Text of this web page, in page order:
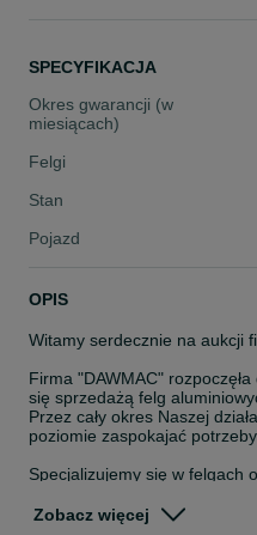
SPECYFIKACJA
Okres gwarancji (w
miesiącach)
Felgi
Stan
Pojazd
OPIS
Witamy serdecznie na aukcji
Firma "DAWMAC"
się sprzedażą felg
Przez cały okres Naszej
poziomie zaspokajać
Specjalizujemy się w felgach
przedstawicielem takich Firm
Zobacz więcej